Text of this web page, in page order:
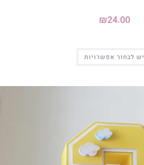
₪24.00
יש לבחור אפשרויות